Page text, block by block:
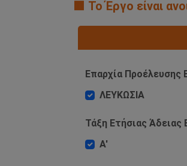
🟧 Το Έργο είναι
Επαρχία Προέλευσης
ΛΕΥΚΩΣΙΑ
Τάξη Ετήσιας Άδειας
Α'